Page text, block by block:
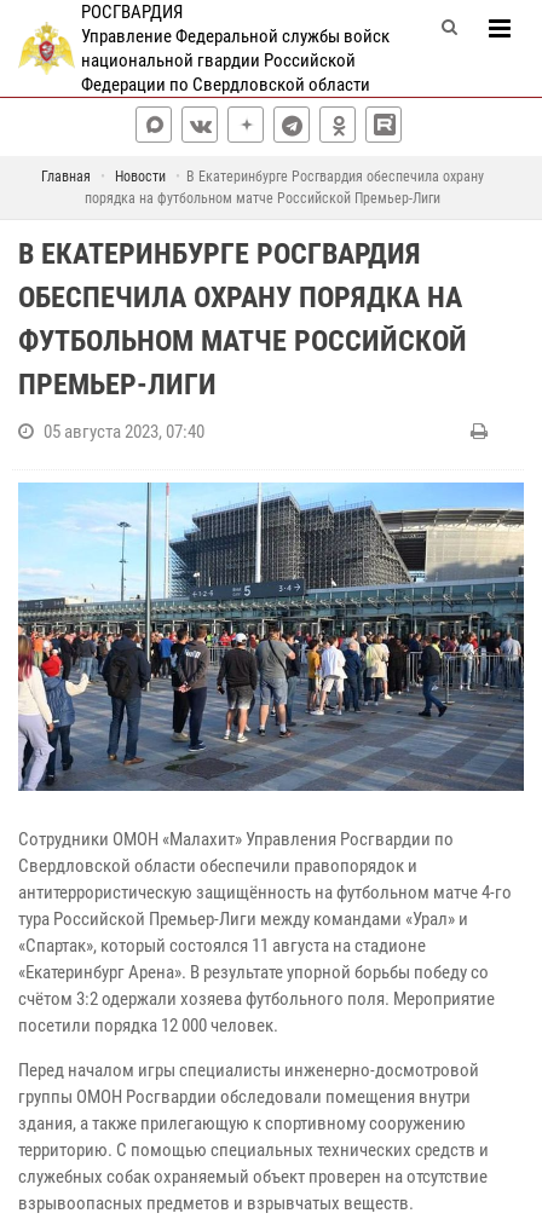
РОСГВАРДИЯ
Управление Федеральной службы войск
национальной гвардии Российской
Федерации по Свердловской области
Главная Новости
В Екатеринбурге Росгвардия обеспечила охрану
порядка на футбольном матче Российской Премьер-Лиги
В ЕКАТЕРИНБУРГЕ РОСГВАРДИЯ
ОБЕСПЕЧИЛА ОХРАНУ ПОРЯДКА НА
ФУТБОЛЬНОМ МАТЧЕ РОССИЙСКОЙ
ПРЕМЬЕР-ЛИГИ
05 августа 2023, 07:40
Сотрудники ОМОН «Малахит» Управления Росгвардии по
Свердловской области обеспечили правопорядок и
антитеррористическую защищённость на футбольном матче 4-го
тура Российской Премьер-Лиги между командами «Урал» и
«Спартак», который состоялся 11 августа на стадионе
«Екатеринбург Арена». В результате упорной борьбы победу со
счётом 3:2 одержали хозяева футбольного поля. Мероприятие
посетили порядка 12 000 человек.
Перед началом игры специалисты инженерно-досмотровой
группы ОМОН Росгвардии обследовали помещения внутри
здания, а также прилегающую к спортивному сооружению
территорию. С помощью специальных технических средств и
служебных собак охраняемый объект проверен на отсутствие
взрывоопасных предметов и взрывчатых веществ.